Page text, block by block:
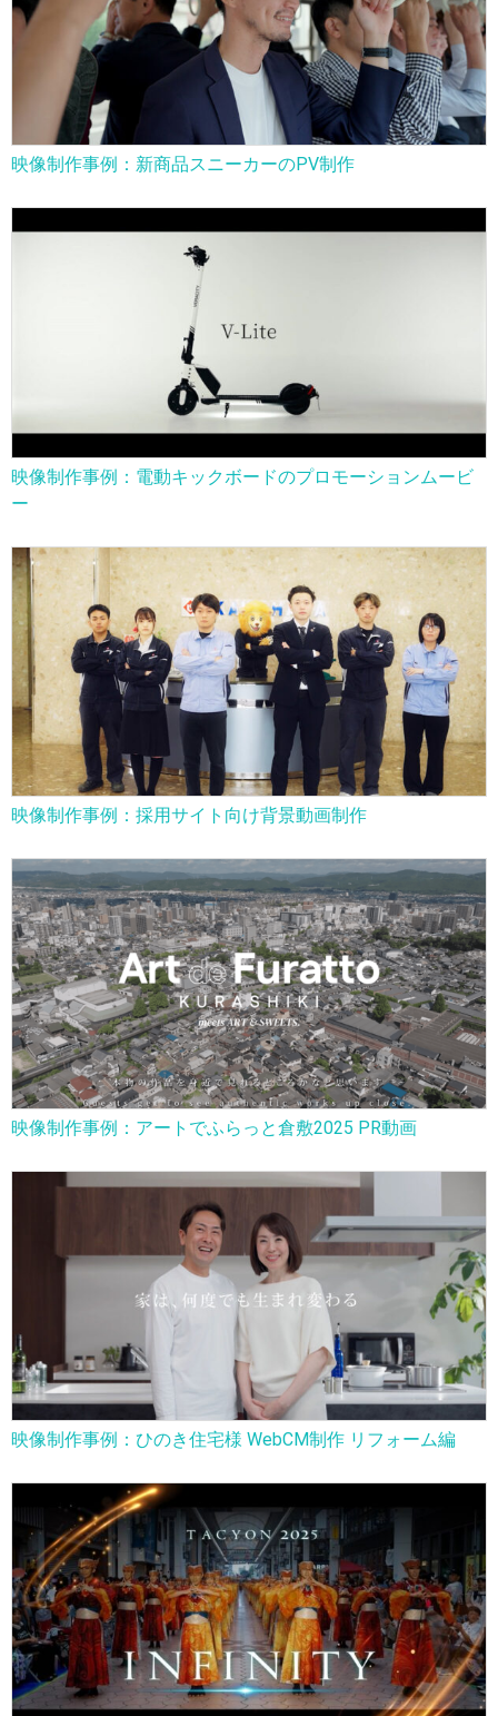
映像制作事例：新商品スニーカーのPV制作
映像制作事例：電動キックボードのプロモーションムービ
ー
映像制作事例：採用サイト向け背景動画制作
映像制作事例：アートでふらっと倉敷2025 PR動画
映像制作事例：ひのき住宅様 WebCM制作 リフォーム編